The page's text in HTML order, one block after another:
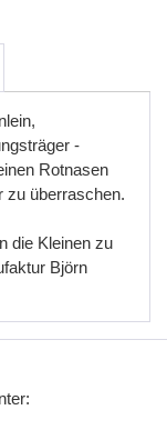
-
Rotnasen
zu überraschen.
die Kleinen zu
Björn